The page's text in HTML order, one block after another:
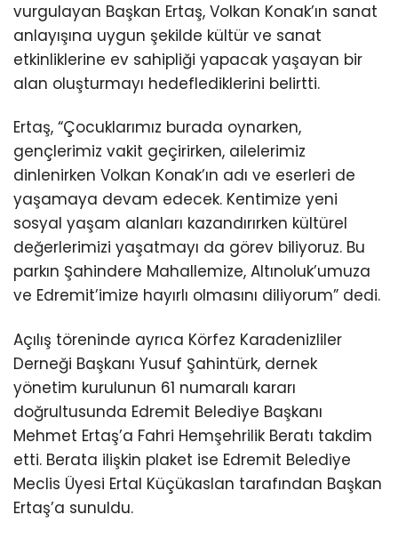
vurgulayan Başkan Ertaş, Volkan Konak’ın sanat
anlayışına uygun şekilde kültür ve sanat
etkinliklerine ev sahipliği yapacak yaşayan bir
alan oluşturmayı hedeflediklerini belirtti.
Ertaş, “Çocuklarımız burada oynarken,
gençlerimiz vakit geçirirken, ailelerimiz
dinlenirken Volkan Konak’ın adı ve eserleri de
yaşamaya devam edecek. Kentimize yeni
sosyal yaşam alanları kazandırırken kültürel
değerlerimizi yaşatmayı da görev biliyoruz. Bu
parkın Şahindere Mahallemize, Altınoluk’umuza
ve Edremit’imize hayırlı olmasını diliyorum” dedi.
Açılış töreninde ayrıca Körfez Karadenizliler
Derneği Başkanı Yusuf Şahintürk, dernek
yönetim kurulunun 61 numaralı kararı
doğrultusunda Edremit Belediye Başkanı
Mehmet Ertaş’a Fahri Hemşehrilik Beratı takdim
etti. Berata ilişkin plaket ise Edremit Belediye
Meclis Üyesi Ertal Küçükaslan tarafından Başkan
Ertaş’a sunuldu.